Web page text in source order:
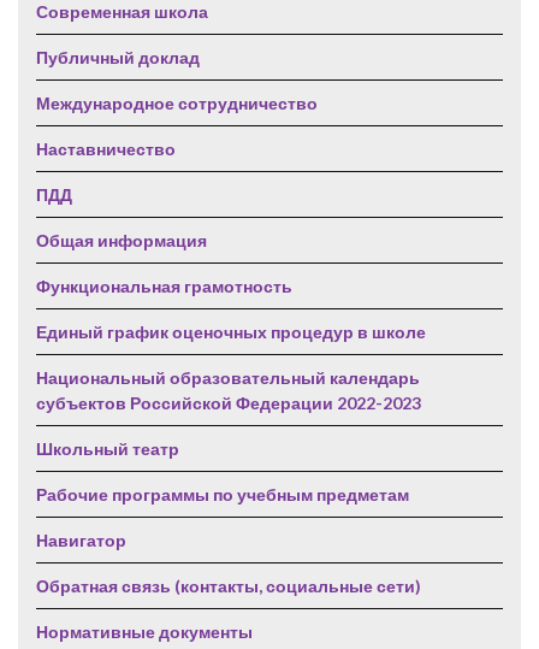
Современная школа
Публичный доклад
Международное сотрудничество
Наставничество
ПДД
Общая информация
Функциональная грамотность
Единый график оценочных процедур в школе
Национальный образовательный календарь
субъектов Российской Федерации 2022-2023
Школьный театр
Рабочие программы по учебным предметам
Навигатор
Обратная связь (контакты, социальные сети)
Нормативные документы